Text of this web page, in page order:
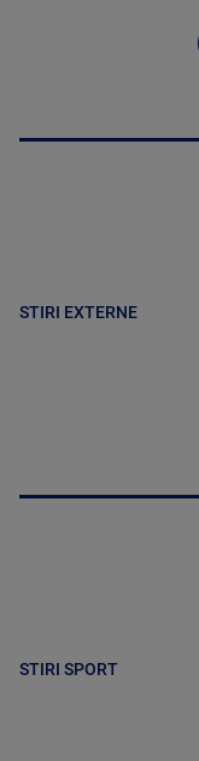
STIRI EXTERNE
STIRI SPORT